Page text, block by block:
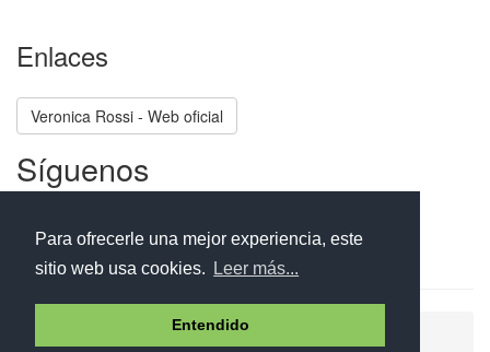
Para ofrecerle una mejor experiencia, este
sitio web usa cookies.
Leer más...
Entendido
Enlaces
Veronica Rossi - Web oficial
Síguenos
Aviso legal